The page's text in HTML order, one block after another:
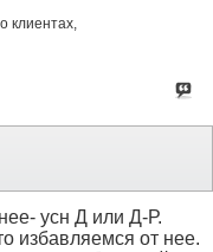
клиентах,
усн Д или Д-Р.
избавляемся от нее.